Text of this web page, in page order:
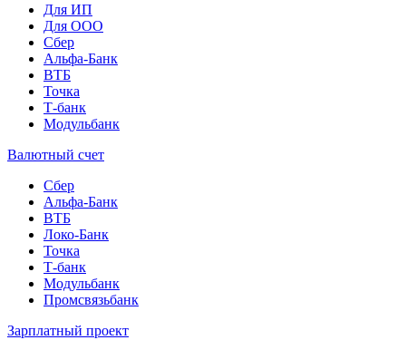
Для ИП
Для ООО
Сбер
Альфа-Банк
ВТБ
Точка
Т-банк
Модульбанк
Валютный счет
Сбер
Альфа-Банк
ВТБ
Локо-Банк
Точка
Т-банк
Модульбанк
Промсвязьбанк
Зарплатный проект